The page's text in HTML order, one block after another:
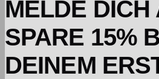
MELDE DICH
SPARE 15%
DEINEM